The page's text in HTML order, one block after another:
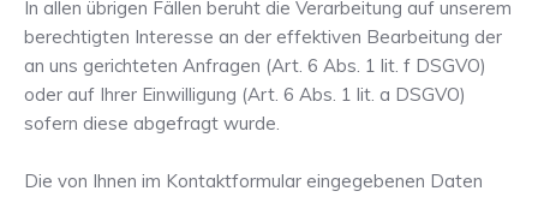
In allen übrigen Fällen beruht die Verarbeitung auf unserem
berechtigten Interesse an der effektiven Bearbeitung der
an uns gerichteten Anfragen (Art. 6 Abs. 1 lit. f DSGVO)
oder auf Ihrer Einwilligung (Art. 6 Abs. 1 lit. a DSGVO)
sofern diese abgefragt wurde.
Die von Ihnen im Kontaktformular eingegebenen Daten